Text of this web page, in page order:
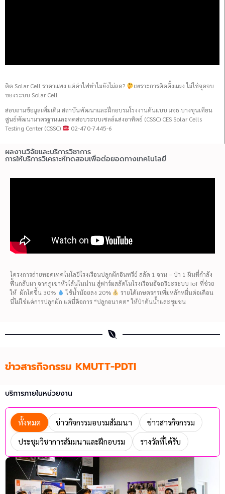
ติด Solar Cell ราคาแพง แต่ค่าไฟทำไมยังไม่ลด?
เพราะการติดตั้งแผง ไม่ใช่จุดจบ
ของระบบ Solar Cell
สอบถามข้อมูลเพิ่มเติม สถาบันพัฒนาและฝึกอบรมโรงงานต้นแบบ มจธ.บางขุนเทียน
ศูนย์พัฒนามาตรฐานและทดสอบระบบเซลล์แสงอาทิตย์ (CSSC) CES Solar Cells
Testing Center (CSSC)
02-470-7445-6
ผลงานวิจัยและบริการวิชาการ
การให้บริการวิเคราะห์ทดสอบเพื่อต่อยอดทางเทคโนโลยี
โครงการถ่ายทอดเทคโนโลยีโรงเรือนปลูกผักอินทรีย์ สลัด 1 จาน = ป่า 1 ผืนที่กำลัง
ฟื้นกลับมา จากภูเขาหัวโล้นในน่าน สู่ฟาร์มสลัดในโรงเรือนอัจฉริยะระบบ IoT ที่ช่วย
ให้ ผักโตขึ้น 30%
ใช้น้ำน้อยลง 20%
รายได้เกษตรกรเพิ่มหลักหมื่นต่อเดือน
นี่ไม่ใช่แค่การปลูกผัก แต่นี่คือการ “ปลูกอนาคต” ให้ป่าต้นน้ำและชุมชน
ข่าวสารกิจกรรม KMUTT-PDTI
บริการภายในหน่วยงาน
ทั้งหมด ข่าวกิจกรรมอบรมสัมมนา
ข่าวสารกิจกรรม
ประชุมวิชาการสัมมนาและฝึกอบรม
รางวัลที่ได้รับ